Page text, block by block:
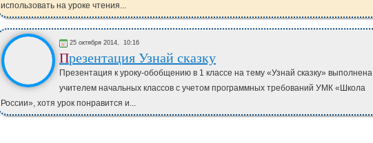
использовать на уроке чтения...
25 октября 2014, 10:16
Презентация Узнай сказку
Презентация к уроку-обобщению в 1 классе на тему «Узнай сказку» выполнена
учителем начальных классов с учетом программных требований УМК «Школа
России», хотя урок понравится и...